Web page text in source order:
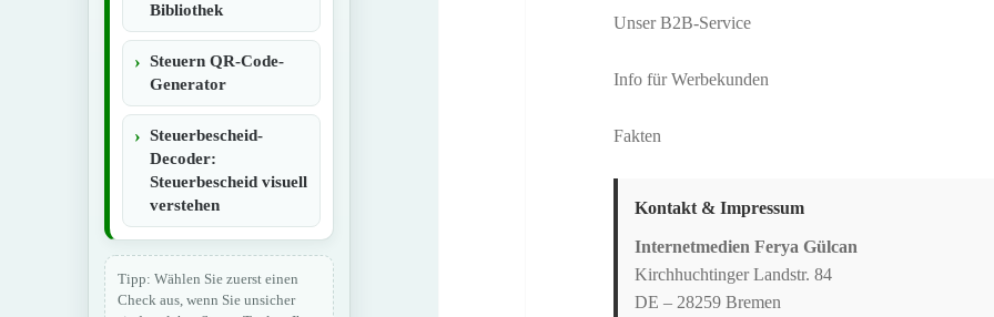
Bibliothek
Steuern QR-Code-
Generator
Steuerbescheid-
Decoder:
Steuerbescheid visuell
verstehen
Tipp: Wählen Sie zuerst einen
Check aus, wenn Sie unsicher
Unser B2B-Service
Info für Werbekunden
Fakten
Kontakt & Impressum
Internetmedien Ferya Gülcan
Kirchhuchtinger Landstr. 84
DE – 28259 Bremen